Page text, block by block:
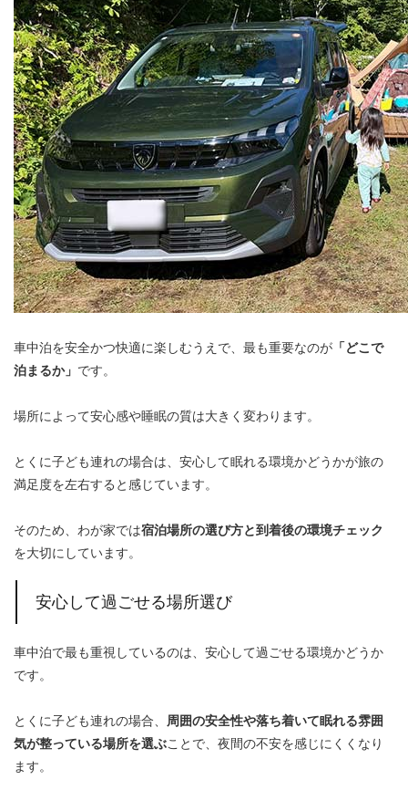
車中泊を安全かつ快適に楽しむうえで、最も重要なのが 「どこで
泊まるか」 です。
場所によって安心感や睡眠の質は大きく変わります。
とくに子ども連れの場合は、安心して眠れる環境かどうかが旅の
満足度を左右すると感じています。
そのため、わが家では宿泊場所の選び方と到着後の環境チェック
を大切にしています。
安心して過ごせる場所選び
車中泊で最も重視しているのは、安心して過ごせる環境かどうか
です。
とくに子ども連れの場合、 周囲の安全性や落ち着いて眠れる雰囲
気が整っている場所を選ぶことで、夜間の不安を感じにくくなり
ます。